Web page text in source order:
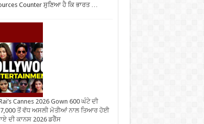
Counter ਸੁਣਿਆ ਹੈ ਕਿ ਭਾਰਤ …
Cannes 2026 Gown 600 ਘੰਟੇ ਦੀ
7,000 ਤੋਂ ਵੱਧ ਅਸਲੀ ਮੋਤੀਆਂ ਨਾਲ ਤਿਆਰ ਹੋਈ
ਦੀ ਕਾਨਸ 2026 ਡਰੈੱਸ